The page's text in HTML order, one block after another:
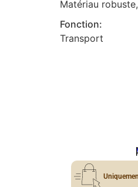
Matériau
Fonction:
Transport